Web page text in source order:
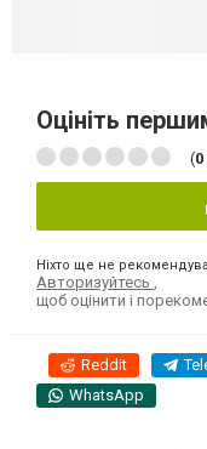
Оцініть
(0
Ніхто ще не
Авторизуйтесь ,
щоб оцінити і
Reddit
WhatsApp